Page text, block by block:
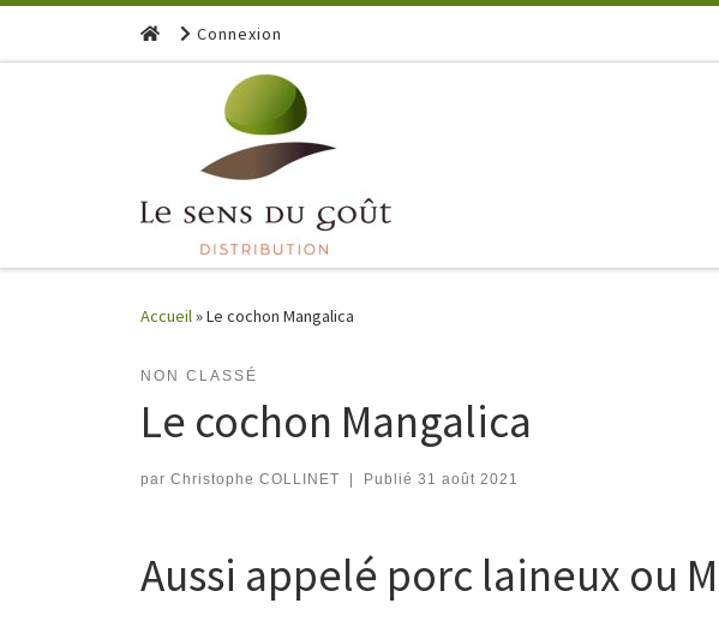
Skip to content Connexion
Accueil»Le cochon Mangalica
NON CLASSÉ
Le cochon Mangalica
par Christophe COLLINET Publié 31 août 2021
Aussi appelé porc laineux ou